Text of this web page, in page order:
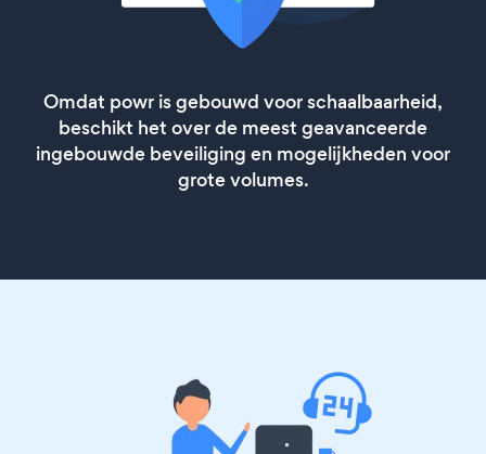
Omdat powr is gebouwd voor schaalbaarheid,
beschikt het over de meest geavanceerde
ingebouwde beveiliging en mogelijkheden voor
grote volumes.